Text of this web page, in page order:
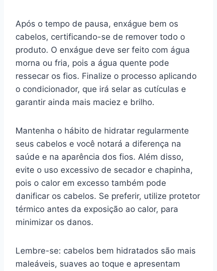
Após o tempo de pausa, enxágue bem os
cabelos, certificando-se de remover todo o
produto. O enxágue deve ser feito com água
morna ou fria, pois a água quente pode
ressecar os fios. Finalize o processo aplicando
o condicionador, que irá selar as cutículas e
garantir ainda mais maciez e brilho.
Mantenha o hábito de hidratar regularmente
seus cabelos e você notará a diferença na
saúde e na aparência dos fios. Além disso,
evite o uso excessivo de secador e chapinha,
pois o calor em excesso também pode
danificar os cabelos. Se preferir, utilize protetor
térmico antes da exposição ao calor, para
minimizar os danos.
Lembre-se: cabelos bem hidratados são mais
maleáveis, suaves ao toque e apresentam